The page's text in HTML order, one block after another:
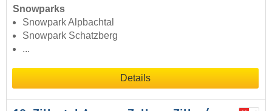
Snowparks
Snowpark Alpbachtal
Snowpark Schatzberg
...
Details